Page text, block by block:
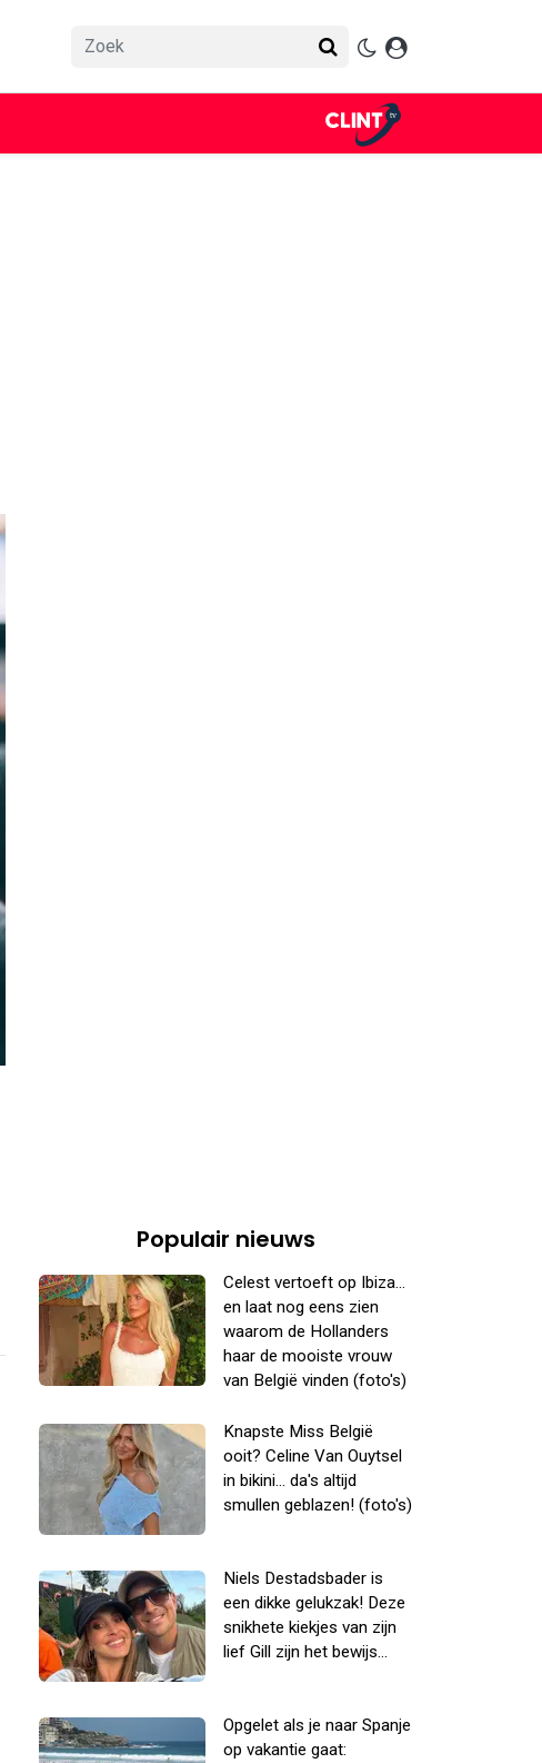
Populair nieuws
Celest vertoeft op Ibiza...
en laat nog eens zien
waarom de Hollanders
haar de mooiste vrouw
van België vinden (foto's)
Knapste Miss België
ooit? Celine Van Ouytsel
in bikini... da's altijd
smullen geblazen! (foto's)
Niels Destadsbader is
een dikke gelukzak! Deze
snikhete kiekjes van zijn
lief Gill zijn het bewijs...
Opgelet als je naar Spanje
op vakantie gaat: